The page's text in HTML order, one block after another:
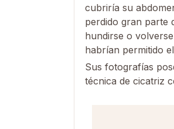
cubriría su
perdido gran parte
hundirse o
habrían permitido
Sus fotografías
técnica de cicatriz